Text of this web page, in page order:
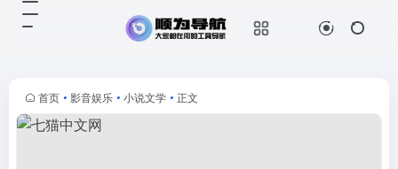
首页 • 影音娱乐 • 小说文学 • 正文